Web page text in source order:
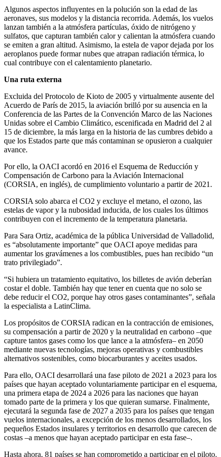
Algunos aspectos influyentes en la polución son la edad de las
aeronaves, sus modelos y la distancia recorrida. Además, los vuelos
lanzan también a la atmósfera partículas, óxido de nitrógeno y
sulfatos, que capturan también calor y calientan la atmósfera cuando
se emiten a gran altitud. Asimismo, la estela de vapor dejada por los
aeroplanos puede formar nubes que atrapan radiación térmica, lo
cual contribuye con el calentamiento planetario.
Una ruta externa
Excluida del Protocolo de Kioto de 2005 y virtualmente ausente del
Acuerdo de París de 2015, la aviación brilló por su ausencia en la
Conferencia de las Partes de la Convención Marco de las Naciones
Unidas sobre el Cambio Climático, escenificada en Madrid del 2 al
15 de diciembre, la más larga en la historia de las cumbres debido a
que los Estados parte que más contaminan se opusieron a cualquier
avance.
Por ello, la OACI acordó en 2016 el Esquema de Reducción y
Compensación de Carbono para la Aviación Internacional
(CORSIA, en inglés), de cumplimiento voluntario a partir de 2021.
CORSIA solo abarca el CO2 y excluye el metano, el ozono, las
estelas de vapor y la nubosidad inducida, de los cuales los últimos
contribuyen con el incremento de la temperatura planetaria.
Para Sara Ortiz, académica de la pública Universidad de Valladolid,
es “absolutamente importante” que OACI apoye medidas para
aumentar los gravámenes a los combustibles, pues han recibido “un
trato privilegiado”.
“Si hubiera un tratamiento equitativo, los billetes de avión deberían
costar el doble. También hay que tener en cuenta que no solo se
debe reducir el CO2, porque hay otros gases contaminantes”, señala
la especialista a LatinClima.
Los propósitos de CORSIA radican en la contracción de emisiones,
su compensación a partir de 2020 y la neutralidad en carbono –que
capture tantos gases como los que lance a la atmósfera– en 2050
mediante nuevas tecnologías, mejoras operativas y combustibles
alternativos sostenibles, como biocarburantes y aceites usados.
Para ello, OACI desarrollará una fase piloto de 2021 a 2023 para los
países que hayan aceptado voluntariamente participar en el esquema,
una primera etapa de 2024 a 2026 para las naciones que hayan
tomado parte de la primera y los que quieran sumarse. Finalmente,
ejecutará la segunda fase de 2027 a 2035 para los países que tengan
vuelos internacionales, a excepción de los menos desarrollados, los
pequeños Estados insulares y territorios en desarrollo que carecen de
costas –a menos que hayan aceptado participar en esta fase–.
Hasta ahora, 81 países se han comprometido a participar en el piloto.